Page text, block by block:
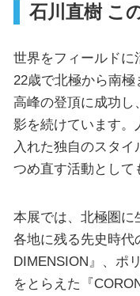
石川直樹 こ
世界をフィールドに
22歳で北極から南
高峰の登頂に成功し
影を続けています。
入れた独自のスタ
つめ直す活動として
本展では、北極圏に
各地に残る先史時代
DIMENSION』、ポ
をとらえた『